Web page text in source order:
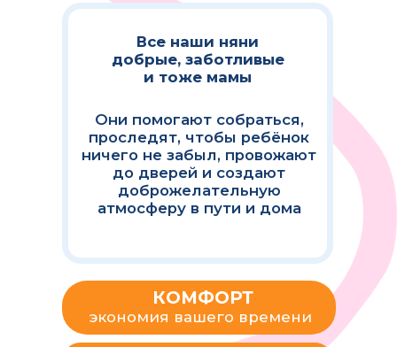
В МОБИЛЬНОМ
ПРИЛОЖЕНИИ
ВЫ МОЖЕТЕ: